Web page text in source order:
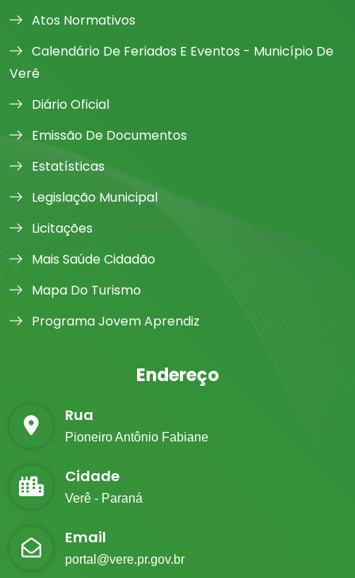
Atos Normativos
Calendário De Feriados E Eventos - Município De
Verê
Diário Oficial
Emissão De Documentos
Estatísticas
Legislação Municipal
Licitações
Mais Saúde Cidadão
Mapa Do Turismo
Programa Jovem Aprendiz
Endereço
Rua
Pioneiro Antônio Fabiane
Cidade
Verê - Paraná
Email
portal@vere.pr.gov.br